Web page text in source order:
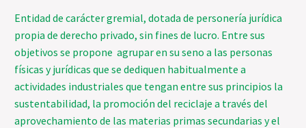
Entidad de carácter gremial, dotada de personería jurídica
propia de derecho privado, sin fines de lucro. Entre sus
objetivos se propone agrupar en su seno a las personas
físicas y jurídicas que se dediquen habitualmente a
actividades industriales que tengan entre sus principios la
sustentabilidad, la promoción del reciclaje a través del
aprovechamiento de las materias primas secundarias y el